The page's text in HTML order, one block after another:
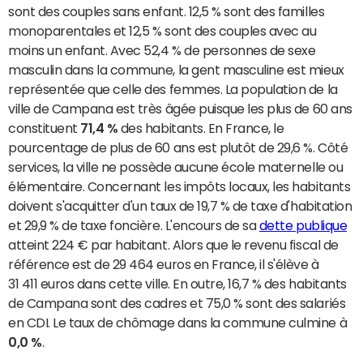
sont des couples sans enfant. 12,5 % sont des familles
monoparentales et 12,5 % sont des couples avec au
moins un enfant. Avec 52,4 % de personnes de sexe
masculin dans la commune, la gent masculine est mieux
représentée que celle des femmes. La population de la
ville de Campana est très âgée puisque les plus de 60 ans
constituent 71,4 % des habitants. En France, le
pourcentage de plus de 60 ans est plutôt de 29,6 %. Côté
services, la ville ne possède aucune école maternelle ou
élémentaire. Concernant les impôts locaux, les habitants
doivent s'acquitter d'un taux de 19,7 % de taxe d'habitation
et 29,9 % de taxe foncière. L'encours de sadette publique
atteint 224 € par habitant. Alors que le revenu fiscal de
référence est de 29 464 euros en France, il s'élève à
31 411 euros dans cette ville. En outre, 16,7 % des habitants
de Campana sont des cadres et 75,0 % sont des salariés
en CDI. Le taux de chômage dans la commune culmine à
0,0 %.